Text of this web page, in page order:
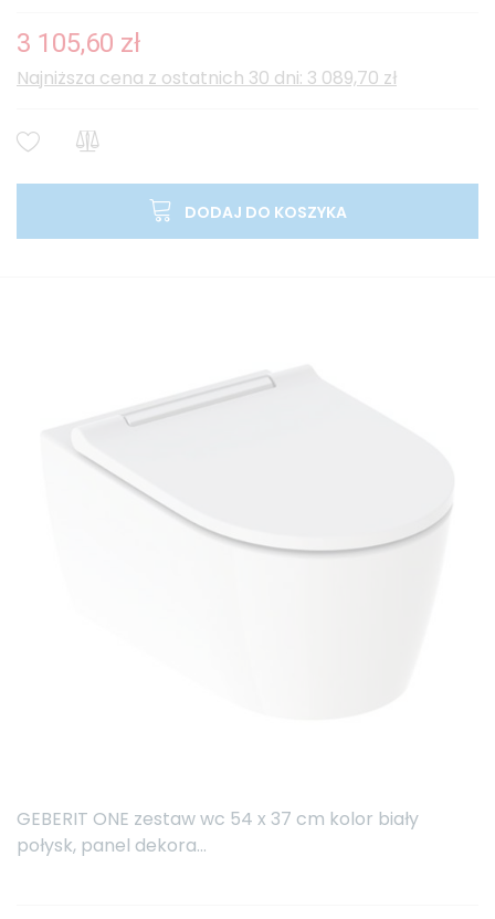
3 105,60 zł
Najniższa cena z ostatnich 30 dni: 3 089,70 zł
DODAJ DO KOSZYKA
GEBERIT ONE zestaw wc 54 x 37 cm kolor biały
połysk, panel dekora...